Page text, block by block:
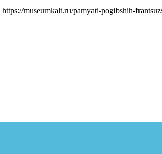
https://museumkalt.ru/pamyati-pogibshih-